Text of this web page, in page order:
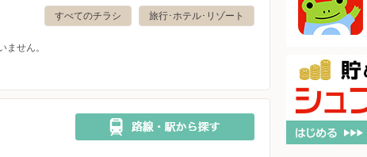
旅行･ホテル･リゾート
すべてのチラシ
ません。